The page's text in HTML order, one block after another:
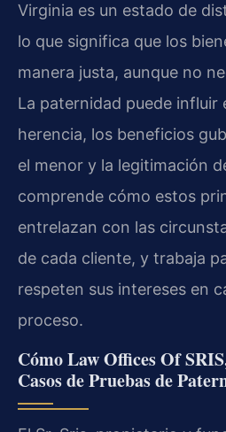
Virginia es un estado de
lo que significa que los
manera justa, aunque no
La paternidad puede influir
herencia, los beneficios
el menor y la legitimación
comprende cómo estos
entrelazan con las
de cada cliente, y trabaja
respeten sus intereses en
proceso.
Cómo Law Offices Of
Casos de Pruebas de